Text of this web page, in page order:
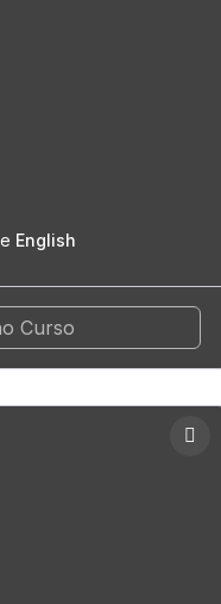
English
Curso